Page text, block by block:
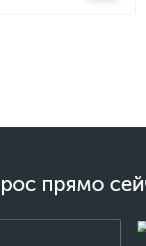
прямо